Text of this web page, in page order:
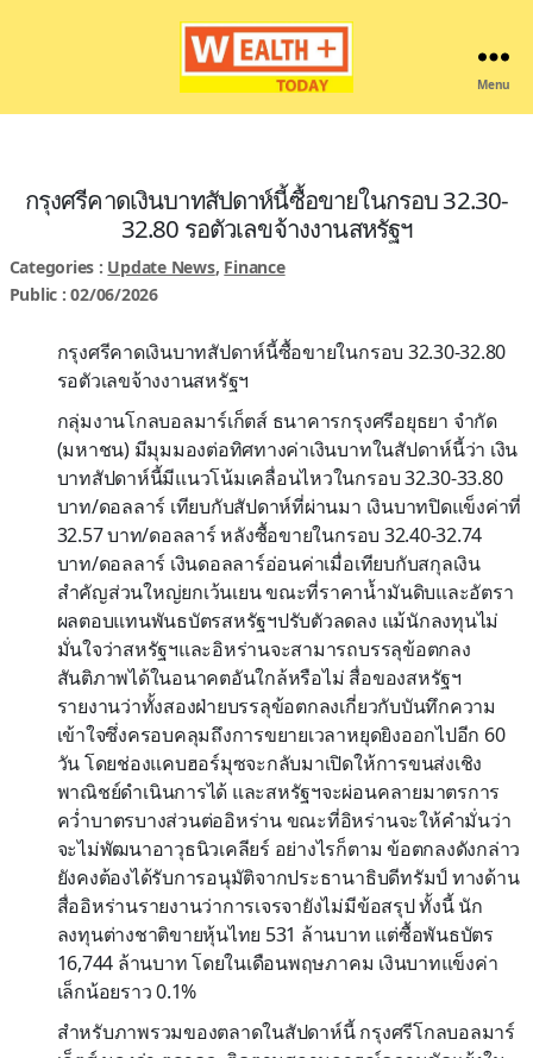
Menu
กรุงศรีคาดเงินบาทสัปดาห์นี้ซื้อขายในกรอบ 32.30-
32.80 รอตัวเลขจ้างงานสหรัฐฯ
Categories : Update News, Finance
Public : 02/06/2026
กรุงศรีคาดเงินบาทสัปดาห์นี้ซื้อขายในกรอบ 32.30-32.80
รอตัวเลขจ้างงานสหรัฐฯ
กลุ่มงานโกลบอลมาร์เก็ตส์ ธนาคารกรุงศรีอยุธยา จำกัด
(มหาชน) มีมุมมองต่อทิศทางค่าเงินบาทในสัปดาห์นี้ว่า เงิน
บาทสัปดาห์นี้มีแนวโน้มเคลื่อนไหวในกรอบ 32.30-33.80
บาท/ดอลลาร์ เทียบกับสัปดาห์ที่ผ่านมา เงินบาทปิดแข็งค่าที่
32.57 บาท/ดอลลาร์ หลังซื้อขายในกรอบ 32.40-32.74
บาท/ดอลลาร์ เงินดอลลาร์อ่อนค่าเมื่อเทียบกับสกุลเงิน
สำคัญส่วนใหญ่ยกเว้นเยน ขณะที่ราคาน้ำมันดิบและอัตรา
ผลตอบแทนพันธบัตรสหรัฐฯปรับตัวลดลง แม้นักลงทุนไม่
มั่นใจว่าสหรัฐฯและอิหร่านจะสามารถบรรลุข้อตกลง
สันติภาพได้ในอนาคตอันใกล้หรือไม่ สื่อของสหรัฐฯ
รายงานว่าทั้งสองฝ่ายบรรลุข้อตกลงเกี่ยวกับบันทึกความ
เข้าใจซึ่งครอบคลุมถึงการขยายเวลาหยุดยิงออกไปอีก 60
วัน โดยช่องแคบฮอร์มุซจะกลับมาเปิดให้การขนส่งเชิง
พาณิชย์ดำเนินการได้ และสหรัฐฯจะผ่อนคลายมาตรการ
คว่ำบาตรบางส่วนต่ออิหร่าน ขณะที่อิหร่านจะให้คำมั่นว่า
จะไม่พัฒนาอาวุธนิวเคลียร์ อย่างไรก็ตาม ข้อตกลงดังกล่าว
ยังคงต้องได้รับการอนุมัติจากประธานาธิบดีทรัมป์ ทางด้าน
สื่ออิหร่านรายงานว่าการเจรจายังไม่มีข้อสรุป ทั้งนี้ นัก
ลงทุนต่างชาติขายหุ้นไทย 531 ล้านบาท แต่ซื้อพันธบัตร
16,744 ล้านบาท โดยในเดือนพฤษภาคม เงินบาทแข็งค่า
เล็กน้อยราว 0.1%
สำหรับภาพรวมของตลาดในสัปดาห์นี้ กรุงศรีโกลบอลมาร์